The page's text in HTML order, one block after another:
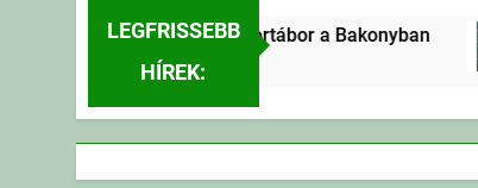
LEGFRISSEBB
HÍREK:
Erdei Vándortábor a Bakonyban
4 Nap Ezelőtt